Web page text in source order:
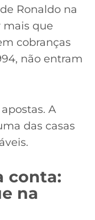
Ronaldo na
mais que
cobranças
não entram
A
das casas
conta:
na